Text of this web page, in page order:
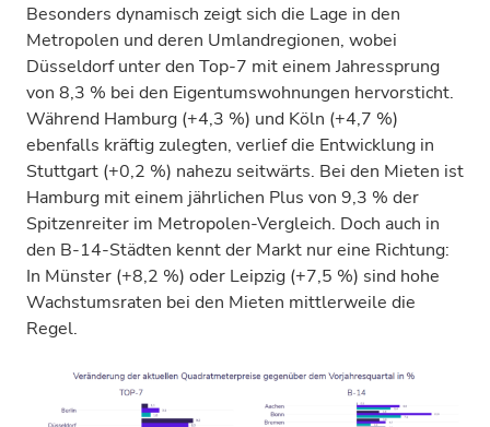
Besonders dynamisch zeigt sich die Lage in den
Metropolen und deren Umlandregionen, wobei
Düsseldorf unter den Top-7 mit einem Jahressprung
von 8,3 % bei den Eigentumswohnungen hervorsticht.
Während Hamburg (+4,3 %) und Köln (+4,7 %)
ebenfalls kräftig zulegten, verlief die Entwicklung in
Stuttgart (+0,2 %) nahezu seitwärts. Bei den Mieten ist
Hamburg mit einem jährlichen Plus von 9,3 % der
Spitzenreiter im Metropolen-Vergleich. Doch auch in
den B-14-Städten kennt der Markt nur eine Richtung:
In Münster (+8,2 %) oder Leipzig (+7,5 %) sind hohe
Wachstumsraten bei den Mieten mittlerweile die
Regel.